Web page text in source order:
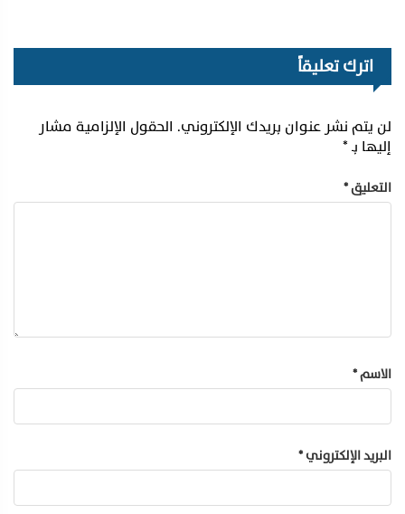
اترك تعليقاً
لن يتم نشر عنوان بريدك الإلكتروني. الحقول الإلزامية مشار
إليها بـ*
التعليق*
الاسم*
البريد الإلكتروني*